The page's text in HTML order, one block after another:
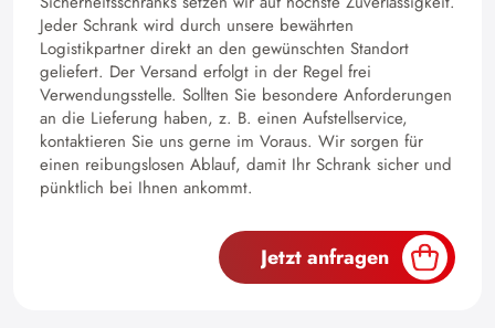
Jeder Schrank wird durch unsere bewährten
Logistikpartner direkt an den gewünschten Standort
geliefert. Der Versand erfolgt in der Regel frei
Verwendungsstelle. Sollten Sie besondere Anforderungen
an die Lieferung haben, z. B. einen Aufstellservice,
kontaktieren Sie uns gerne im Voraus. Wir sorgen für
einen reibungslosen Ablauf, damit Ihr Schrank sicher und
pünktlich bei Ihnen ankommt.
Jetzt anfragen